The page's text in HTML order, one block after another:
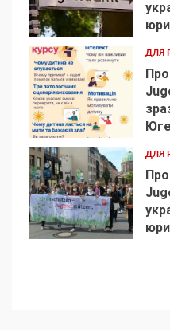
3
4
ДЛЯ
5
ДЛЯ